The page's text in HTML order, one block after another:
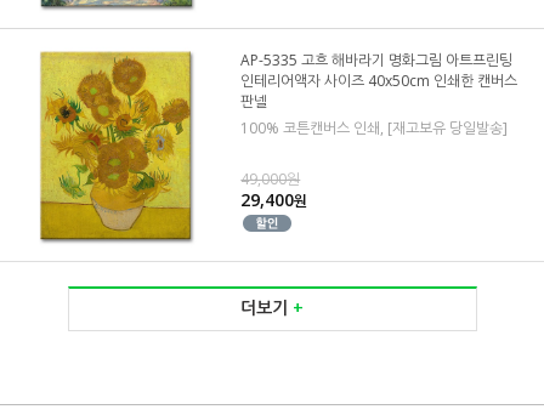
AP-5335 고흐 해바라기 명화그림 아트프린팅
인테리어액자 사이즈 40x50cm 인쇄한 캔버스
판넬
100% 코튼캔버스 인쇄, [재고보유 당일발송]
49,000원
29,400원
더보기 +